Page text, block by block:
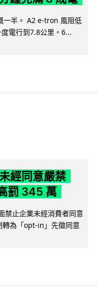
一半。 A2 e-tron 風阻低
電行到7.8公里。6...
經同意嚴禁
罰 345 萬
禁止企業未經消費者同意
為「opt-in」先徵同意